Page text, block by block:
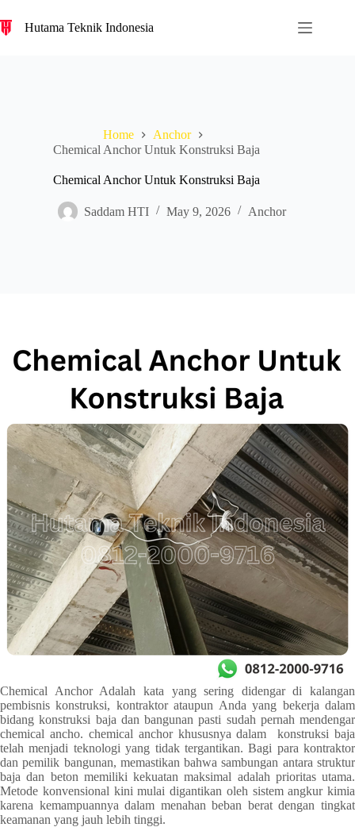
Hutama Teknik Indonesia
Home
Anchor
Chemical Anchor Untuk Konstruksi Baja
Chemical Anchor Untuk Konstruksi Baja
Saddam HTI May 9, 2026 Anchor
Chemical Anchor Adalah kata yang sering didengar di kalangan
pembisnis konstruksi, kontraktor ataupun Anda yang bekerja dalam
bidang konstruksi baja dan bangunan pasti sudah pernah mendengar
chemical ancho. chemical anchor khususnya dalam konstruksi baja
telah menjadi teknologi yang tidak tergantikan. Bagi para kontraktor
dan pemilik bangunan, memastikan bahwa sambungan antara struktur
baja dan beton memiliki kekuatan maksimal adalah prioritas utama.
Metode konvensional kini mulai digantikan oleh sistem angkur kimia
karena kemampuannya dalam menahan beban berat dengan tingkat
keamanan yang jauh lebih tinggi.